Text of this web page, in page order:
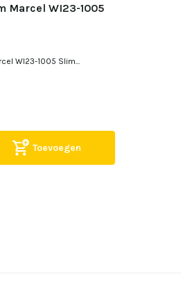
Marcel WI23-1005
WI23-1005 Slim...
Toevoegen